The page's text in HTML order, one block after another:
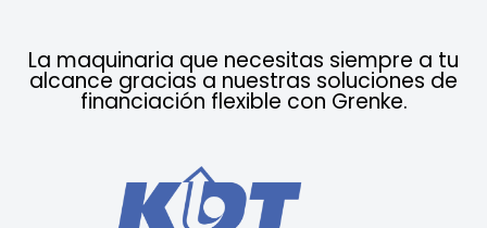
La maquinaria que necesitas siempre a tu
alcance gracias a nuestras soluciones de
financiación flexible con Grenke.